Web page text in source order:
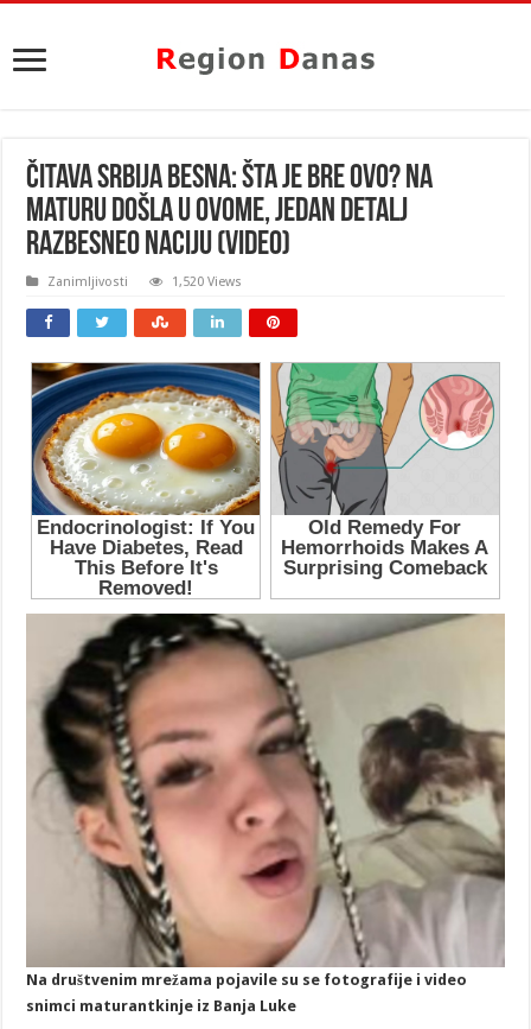
ČITAVA SRBIJA BESNA: Šta je bre OVO? Na
maturu došla u ovome, jedan DETALJ
razbesneo naciju (VIDEO)
Zanimljivosti 1,520 Views
Na društvenim mrežama pojavile su se fotografije i video
snimci maturantkinje iz Banja Luke